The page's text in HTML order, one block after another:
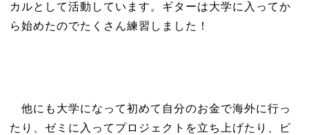
カルとして活動しています。ギターは大学に入ってか
ら始めたのでたくさん練習しました！
他にも大学になって初めて自分のお金で海外に行っ
たり、ゼミに入ってプロジェクトを立ち上げたり、ビ